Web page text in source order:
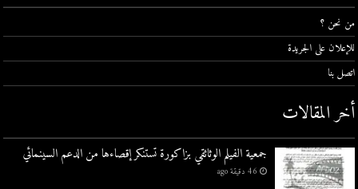
من نحن ؟
للإعلان على الجريدة
اتصل بنا
أخر المقالات
جمعية الفيلم الوثائقي بزاكورة تستنكر إقصاءها من الدعم السينمائي
46 دقيقة ago